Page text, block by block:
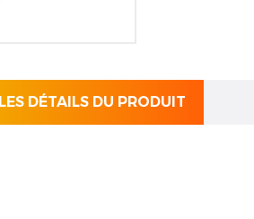
LES DÉTAILS DU PRODUIT